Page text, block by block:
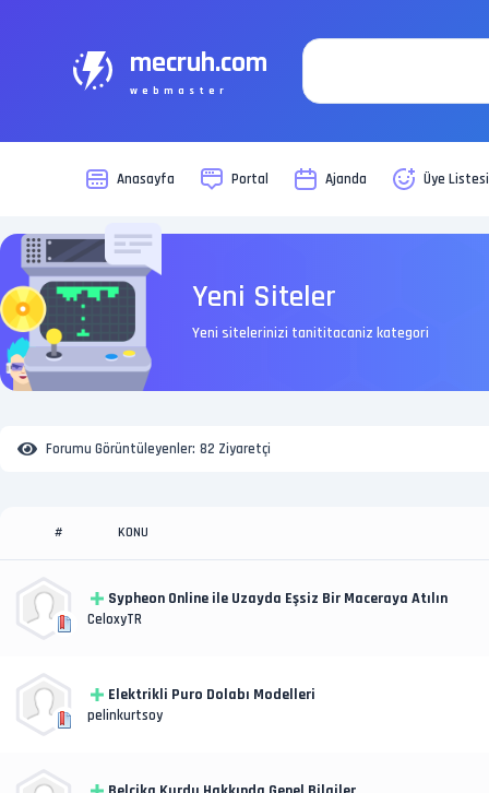
mecruh.com
webmaster
Anasayfa Portal Ajanda Üye Listesi
Yeni Siteler
Yeni sitelerinizi tanititacaniz kategori
Forumu Görüntüleyenler: 82 Ziyaretçi
# KONU
Sypheon Online ile Uzayda Eşsiz Bir Maceraya Atılın
CeloxyTR
Elektrikli Puro Dolabı Modelleri
pelinkurtsoy